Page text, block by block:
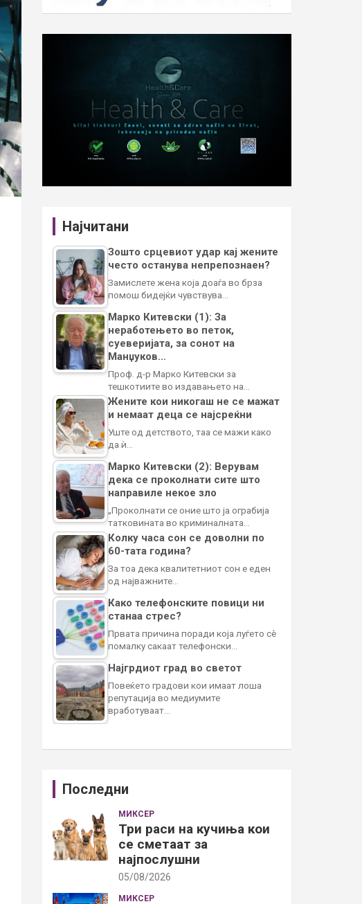
Најчитани
Зошто срцевиот удар кај жените
често останува непрепознаен?
Замислете жена која доаѓа во брза
помош бидејќи чувствува…
Марко Китевски (1): За
неработењето во петок,
суеверијата, за сонот на
Манџуков…
Проф. д-р Марко Китевски за
тешкотиите во издавањето на…
Жените кои никогаш не се мажат
и немаат деца се најсреќни
Уште од детството, таа се мажи како
да ѝ…
Марко Китевски (2): Верувам
дека се проколнати сите што
направиле некое зло
„Проколнати се оние што ја ограбија
татковината во криминалната…
Колку часа сон се доволни по
60-тата година?
За тоа дека квалитетниот сон е еден
од најважните…
Како телефонските повици ни
станаа стрес?
Првата причина поради која луѓето сè
помалку сакаат телефонски…
Најгрдиот град во светот
Повеќето градови кои имаат лоша
репутација во медиумите
вработуваат…
Последни
МИКСЕР
Три раси на кучиња кои
се сметаат за
најпослушни
05/08/2026
МИКСЕР